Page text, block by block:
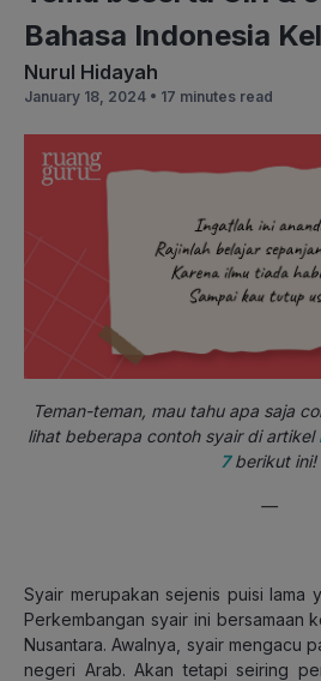
Bahasa Indonesia
Nurul Hidayah
January 18, 2024 • 17 minutes read
Teman-teman, mau tahu apa saja
lihat beberapa contoh syair di artikel
7berikut ini!
—
Syair merupakan sejenis puisi lama
Perkembangan syair ini bersamaan
Nusantara. Awalnya, syair mengacu
negeri Arab. Akan tetapi seiring